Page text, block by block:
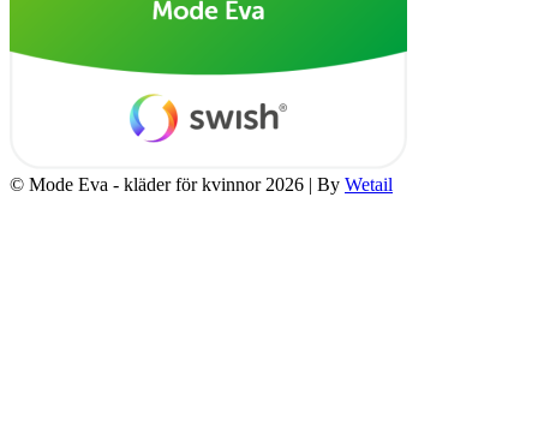
© Mode Eva - kläder för kvinnor 2026 | By Wetail